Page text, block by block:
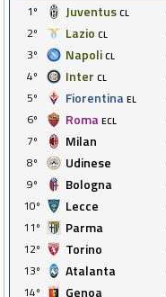
1º Juventus CL
2º
Lazio CL
3º
Napoli CL
4º
Inter CL
5º
Fiorentina EL
6º
Roma ECL
7º
Milan
8º
Udinese
9º
Bologna
10º
Lecce
11º
Parma
12º
Torino
13º
Atalanta
14º
Genoa